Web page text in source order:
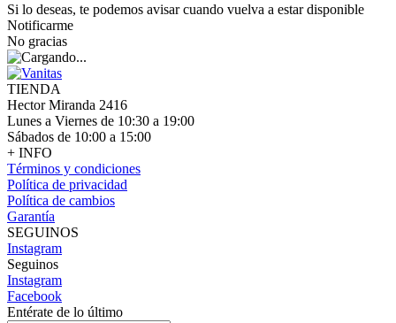
Si lo deseas, te podemos avisar cuando vuelva a estar disponible
Notificarme
No gracias
TIENDA
Hector Miranda 2416
Lunes a Viernes de 10:30 a 19:00
Sábados de 10:00 a 15:00
+ INFO
Términos y condiciones
Política de privacidad
Política de cambios
Garantía
SEGUINOS
Instagram
Seguinos
Instagram
Facebook
Entérate de lo último